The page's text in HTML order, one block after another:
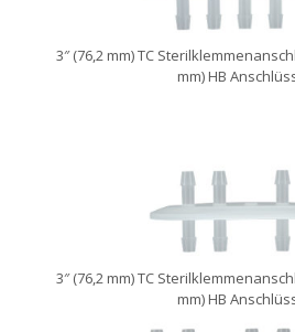
3″ (76,2 mm) TC
mm) HB
3″ (76,2 mm) TC
mm) HB